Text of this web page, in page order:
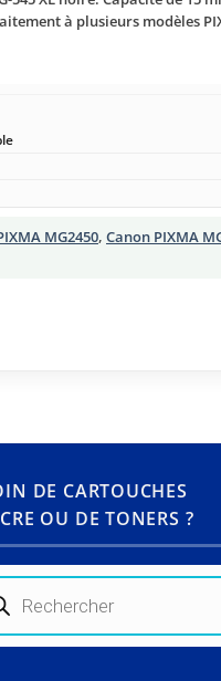
à plusieurs modèles
MG2450, Canon PIXMA
DE CARTOUCHES
OU DE TONERS ?